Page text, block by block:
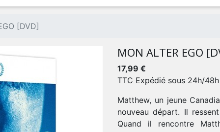
SÉRIES DOCUMENTAIRES VERSION
SÉRIES DOCUMENTAIRES VERSION
[DVD]
MON ALTER EGO
17,99 €
TTC Expédié sous 24h/48h
Matthew, un jeune
nouveau départ. Il
Quand il rencontre